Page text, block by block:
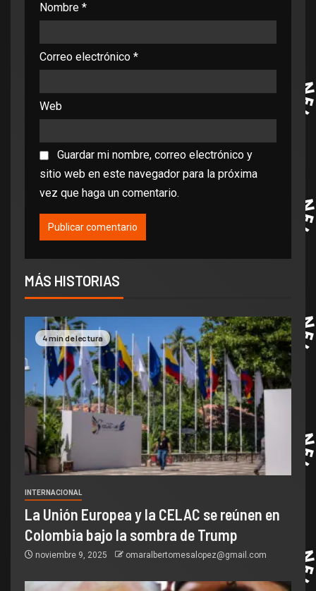
Nombre *
Correo electrónico *
Web
Guardar mi nombre, correo electrónico y
sitio web en este navegador para la próxima
vez que haga un comentario.
MÁS HISTORIAS
4 min de lectura
INTERNACIONAL
La Unión Europea y la CELAC se reúnen en
Colombia bajo la sombra de Trump
noviembre 9, 2025 omaralbertomesalopez@gmail.com